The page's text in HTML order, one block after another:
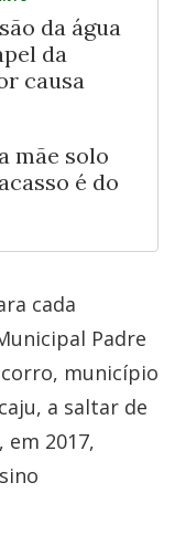
da água
da
causa
mãe solo
é do
cada
Padre
município
a saltar de
em 2017,